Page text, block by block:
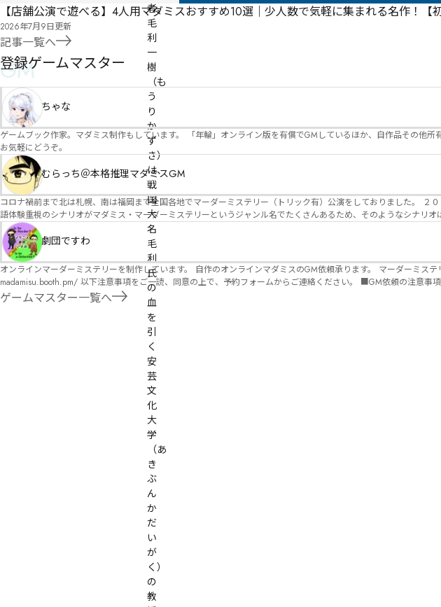
者、
毛
利
一
樹
（も
う
り
か
ず
き）
は、
戦
国
大
名
毛
利
氏
の
血
を
引
く
安
芸
文
化
大
学
（あ
き
ぶ
ん
か
だ
い
が
く）
の
教
【店舗公演で遊べる】4人用マダミスおすすめ10選｜少人数で気軽に集まれる名作！【
2026年7月9日更新
記事一覧へ
GM
登録ゲームマスター
ちゃな
ゲームブック作家。マダミス制作もしています。 「年輪」オンライン版を有償でGMしているほか、自作品その他
お気軽にどうぞ。
むらっち＠本格推理マダミスGM
コロナ禍前まで北は札幌、南は福岡まで全国各地でマーダーミステリー（トリック有）公演をしておりました。 ２０２５年現在、たくさんのマダミスシナリオが増えました。 エモい物
語体験重視のシナリオがマダミス・マーダーミステリーというジャンル名でたくさんあるため、そのようなシナリオは簡単に遊べます。 しかし、２～３時間
たことないトリックが解ける閃きや犯人として逃げ切る楽しみのある本格推理マーダーミステリーを見つけることが難しくなっていませんか？ そん
す！
劇団ですわ
オンラインマーダーミステリーを制作しています。 自作のオンラインマダミスのGM依頼承ります。 マーダーミステリーの作品
madamisu.booth.pm/ 以下注意事項をご一読、同意の上で、予約フォームからご連絡ください。 ■GM依頼の注意事項■ ①依頼をする作品のＢＯＯＴＨの概要を確認した上で、依頼し
てください。 ②依頼ができるのは、平日、土日、祝日問わず、21：00～となります。 ③参加するメンバーは、依頼者にてメンバーを集めてください。 ④依頼条件：代表者によるＧＭ
セットの購入or参加者全員の個別ＨＯの購入 ⇒購入するタイミングは、開催日程、参加メンバーが決まってからで構いません。 ⑤批判目的等、作品を楽しむつもりのな
ゲームマスター一覧へ